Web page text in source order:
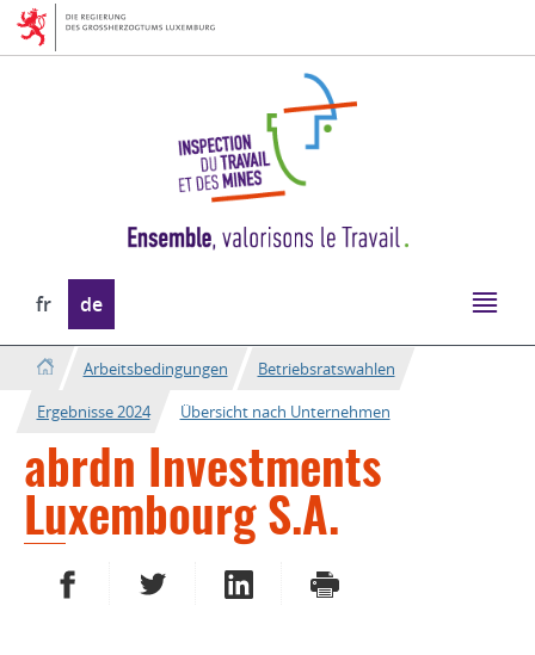
Zur
Navigation
Zum
Inhalt
Sprache
wechseln
fr de
Arbeitsbedingungen
Betriebsratswahlen
Ergebnisse 2024
Übersicht nach Unternehmen
abrdn Investments
Luxembourg S.A.
AUF FACEBOOK TEILENAUF TWITTER TEILENAUF LINKEDIN TEILEN
DRUCKEN